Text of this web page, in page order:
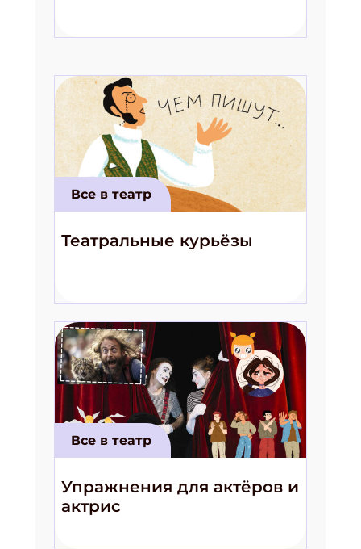
Все в театр
Театральные курьёзы
Все в театр
Упражнения для актёров и
актрис